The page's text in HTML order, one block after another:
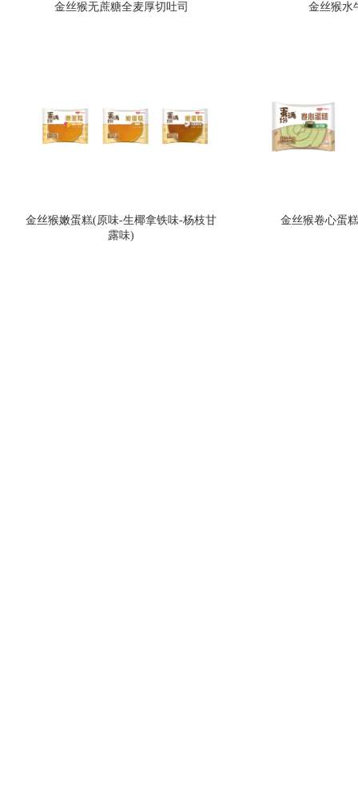
金丝猴无蔗糖全麦厚切吐司 金丝猴水
金丝猴嫩蛋糕(原味-生椰拿铁味-杨枝甘
露味)
金丝猴卷心蛋